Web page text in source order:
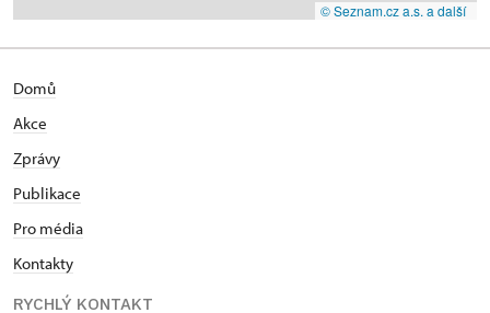
© Seznam.cz a.s. a další
Domů
Akce
Zprávy
Publikace
Pro média
Kontakty
RYCHLÝ KONTAKT